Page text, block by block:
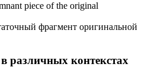
piece of the original
фрагмент оригинальной
различных контекстах